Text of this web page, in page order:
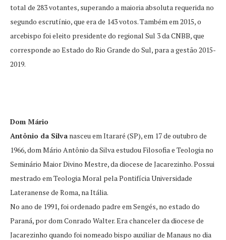
total de 283 votantes, superando a maioria absoluta requerida no
segundo escrutínio, que era de 143 votos. Também em 2015, o
arcebispo foi eleito presidente do regional Sul 3 da CNBB, que
corresponde ao Estado do Rio Grande do Sul, para a gestão 2015-
2019.
Dom Mário
Antônio da Silva nasceu em Itararé (SP), em 17 de outubro de
1966, dom Mário Antônio da Silva estudou Filosofia e Teologia no
Seminário Maior Divino Mestre, da diocese de Jacarezinho. Possui
mestrado em Teologia Moral pela Pontifícia Universidade
Lateranense de Roma, na Itália.
No ano de 1991, foi ordenado padre em Sengés, no estado do
Paraná, por dom Conrado Walter. Era chanceler da diocese de
Jacarezinho quando foi nomeado bispo auxiliar de Manaus no dia